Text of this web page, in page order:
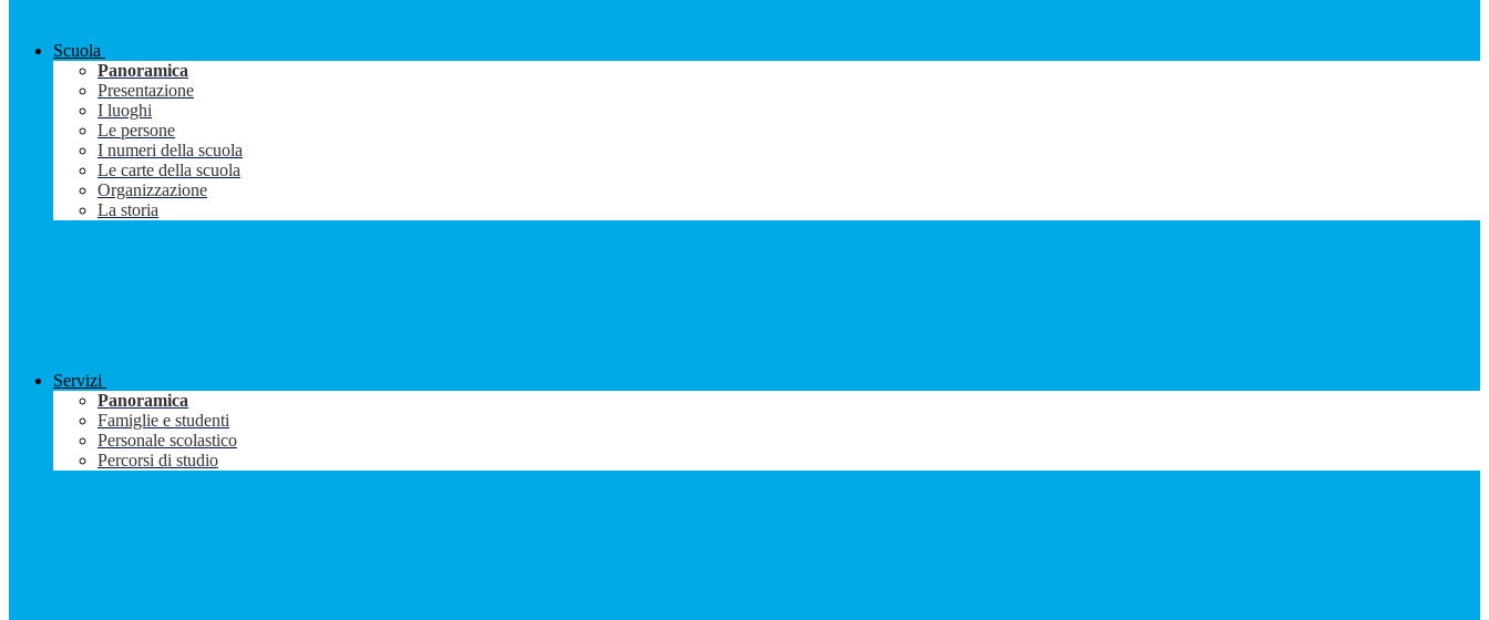
Scuola
Panoramica
Presentazione
I luoghi
Le persone
I numeri della scuola
Le carte della scuola
Organizzazione
La storia
Servizi
Panoramica
Famiglie e studenti
Personale scolastico
Percorsi di studio